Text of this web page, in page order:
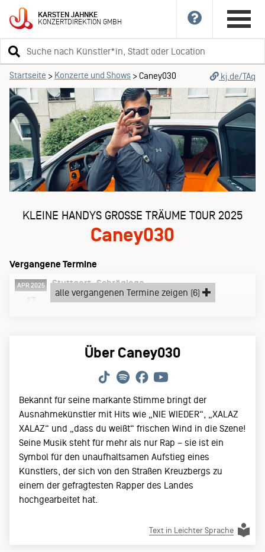
KARSTENJAHNKE
KONZERTDIREKTIONGMBH
Suchbegriff
eingeben
Startseite > Konzerte und Shows >Caney030 kj.de/TAq
KLEINE HANDYS GROSSE TRÄUME TOUR 2025
Caney030
Vergangene Termine
APR 2025 Stuttgart Schräglage
Donnerstag, 17.04.25
alle vergangenen Termine zeigen (6)
Über Caney030
Bekannt für seine markante Stimme bringt der
Ausnahmekünstler mit Hits wie „NIE WIEDER“, „XALAZ
XALAZ“ und „dass du weißt“ frischen Wind in die Szene!
Seine Musik steht für mehr als nur Rap – sie ist ein
Symbol für den unaufhaltsamen Aufstieg eines
Künstlers, der sich von den Straßen Kreuzbergs zu
einem der gefragtesten Rapper des Landes
hochgearbeitet hat.
Text in Leichter Sprache